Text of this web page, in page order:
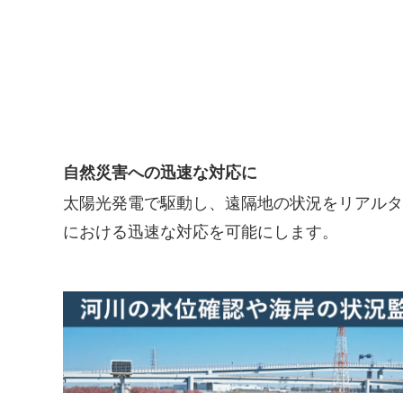
自然災害への迅速な対応に
太陽光発電で駆動し、遠隔地の状況をリアル
における迅速な対応を可能にします。